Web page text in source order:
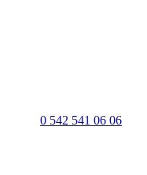
0 542 541 06 06